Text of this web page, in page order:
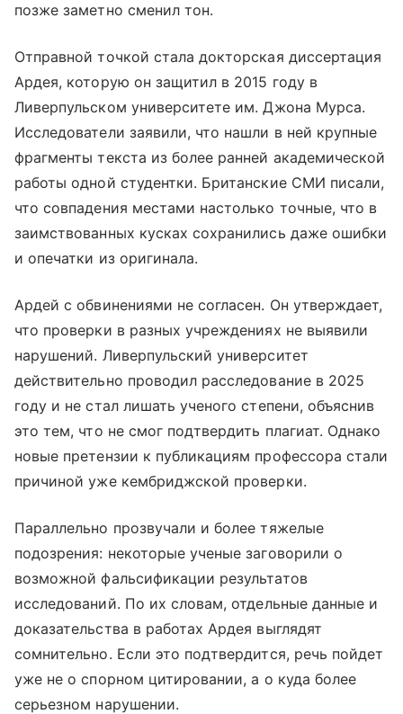
позже заметно сменил тон.
Отправной точкой стала докторская диссертация
Ардея, которую он защитил в 2015 году в
Ливерпульском университете им. Джона Мурса.
Исследователи заявили, что нашли в ней крупные
фрагменты текста из более ранней академической
работы одной студентки. Британские СМИ писали,
что совпадения местами настолько точные, что в
заимствованных кусках сохранились даже ошибки
и опечатки из оригинала.
Ардей с обвинениями не согласен. Он утверждает,
что проверки в разных учреждениях не выявили
нарушений. Ливерпульский университет
действительно проводил расследование в 2025
году и не стал лишать ученого степени, объяснив
это тем, что не смог подтвердить плагиат. Однако
новые претензии к публикациям профессора стали
причиной уже кембриджской проверки.
Параллельно прозвучали и более тяжелые
подозрения: некоторые ученые заговорили о
возможной фальсификации результатов
исследований. По их словам, отдельные данные и
доказательства в работах Ардея выглядят
сомнительно. Если это подтвердится, речь пойдет
уже не о спорном цитировании, а о куда более
серьезном нарушении.